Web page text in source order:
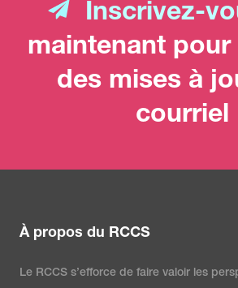
Inscrivez-
maintenant pour
des mises à
courriel
À propos du RCCS
Le RCCS s’efforce de faire valoir les